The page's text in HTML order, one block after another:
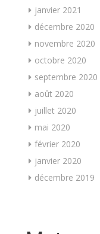
janvier 2021
décembre 2020
novembre 2020
octobre 2020
septembre 2020
août 2020
juillet 2020
mai 2020
février 2020
janvier 2020
décembre 2019